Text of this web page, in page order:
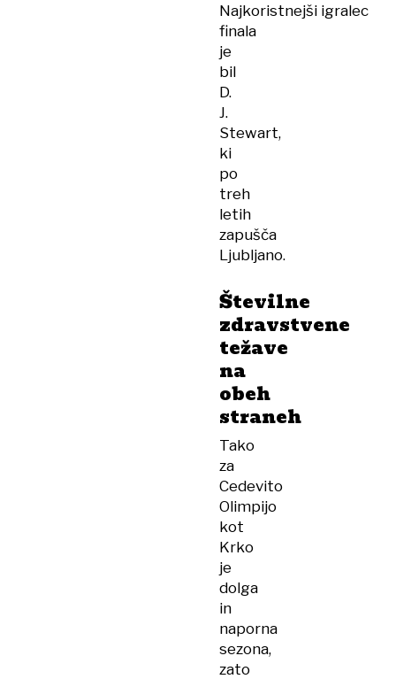
Najkoristnejši igralec
finala
je
bil
D.
J.
Stewart,
ki
po
treh
letih
zapušča
Ljubljano.
Številne
zdravstvene
težave
na
obeh
straneh
Tako
za
Cedevito
Olimpijo
kot
Krko
je
dolga
in
naporna
sezona,
zato